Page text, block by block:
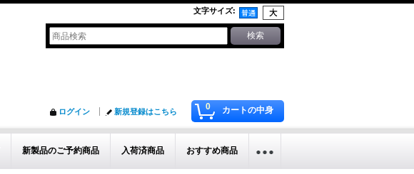
文字サイズ:
0 カートの中身
ログイン 新規登録はこちら
新製品のご予約商品 入荷済商品 おすすめ商品